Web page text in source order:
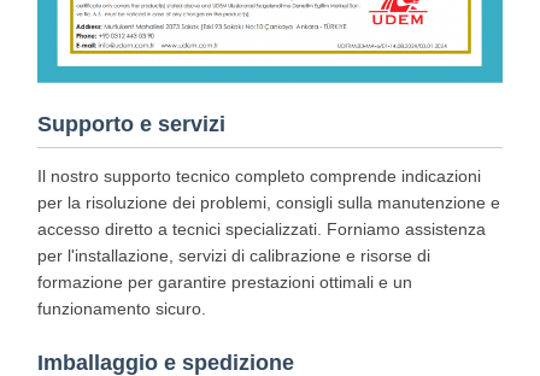
Supporto e servizi
Il nostro supporto tecnico completo comprende indicazioni
per la risoluzione dei problemi, consigli sulla manutenzione e
accesso diretto a tecnici specializzati. Forniamo assistenza
per l'installazione, servizi di calibrazione e risorse di
formazione per garantire prestazioni ottimali e un
funzionamento sicuro.
Imballaggio e spedizione